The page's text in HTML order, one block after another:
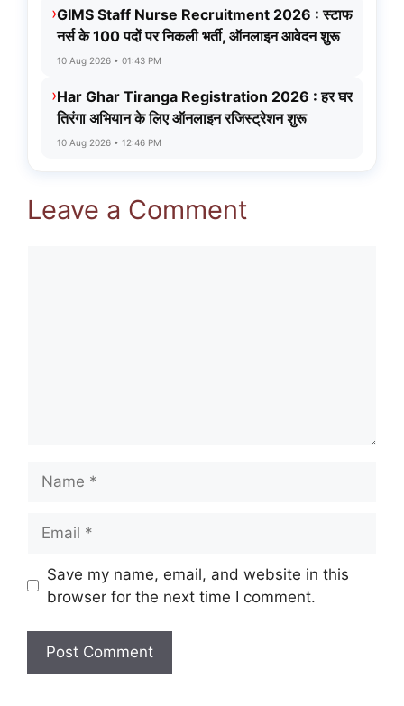
›GIMS Staff Nurse Recruitment 2026 : स्टाफ
नर्स के 100 पदों पर निकली भर्ती, ऑनलाइन आवेदन शुरू
10 Aug 2026 • 01:43 PM
›Har Ghar Tiranga Registration 2026 : हर घर
तिरंगा अभियान के लिए ऑनलाइन रजिस्ट्रेशन शुरू
10 Aug 2026 • 12:46 PM
Leave a Comment
Website
Save my name, email, and website in this
browser for the next time I comment.